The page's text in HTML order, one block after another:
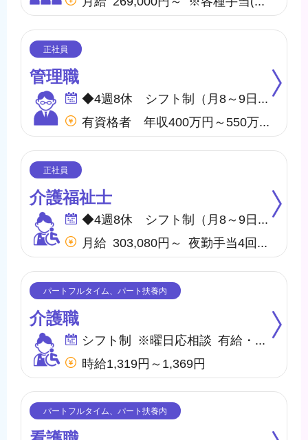
管理職
介護福祉士
介護職
時給1,319円～1,369円